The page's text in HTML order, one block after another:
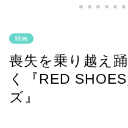
映画
喪失を乗り越え
く『RED
ズ』